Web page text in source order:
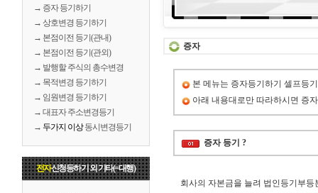
→ 증자 등기하기
→ 상호변경 등기하기
→ 본점이전 등기(관내)
→ 본점이전 등기(관외)
→ 발행할 주식의 총수변경
→ 목적변경 등기하기
→ 임원변경 등기하기
→ 대표자 주소변경등기
→ 두가지 이상동시변경등기
전자신청등하기 외 기타(=대행)
증자
본 메뉴는 증자등기하기 셀프등
아래 내용대로만 따라하시면 증
증자 등기 ?
회사의 자본금을 늘려 법인등기부